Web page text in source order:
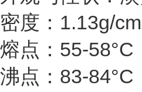
密度：1.13g/cm
熔点：55-58°C
沸点：83-84°C